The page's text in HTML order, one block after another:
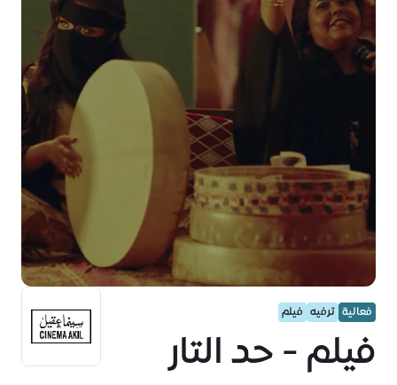
فعالية ترفيه فيلم
فيلم - حد التار